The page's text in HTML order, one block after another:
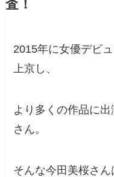
査！
2015年に女優デビ
上京し、
より多くの作品に
さん。
そんな今田美桜さん